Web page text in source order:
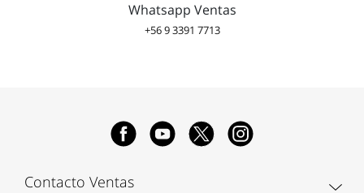
Whatsapp Ventas
+56 9 3391 7713
Contacto Ventas